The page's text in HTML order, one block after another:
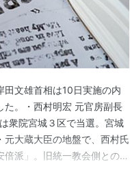
田文雄首相は10日実施の内
た。・西村明宏 元官房副長
衆院宮城３区で当選。宮城
元大蔵大臣の地盤で、西村氏
倍派」。旧統一教会側との